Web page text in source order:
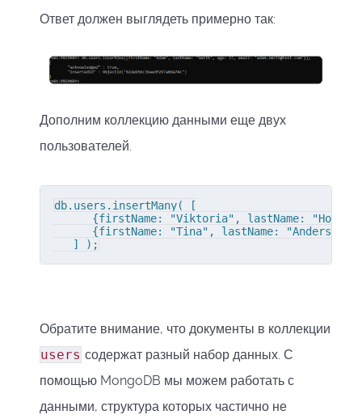
Ответ должен выглядеть примерно так:
Дополним коллекцию данными еще двух
пользователей.
db.users.insertMany( [
{firstName: "Viktoria", lastName:
{firstName: "Tina", lastName: "Anders",
   ] );
Обратите внимание, что документы в коллекции
users содержат разный набор данных. С
помощью MongoDB мы можем работать с
данными, структура которых частично не